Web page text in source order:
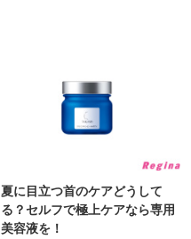
夏に目立つ首のケアどうして
る？セルフで極上ケアなら専用
美容液を！